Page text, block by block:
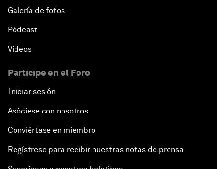
Galería de fotos
Pódcast
Vídeos
Participe en el Foro
Iniciar sesión
Asóciese con nosotros
Conviértase en miembro
Regístrese para recibir nuestras notas de prensa